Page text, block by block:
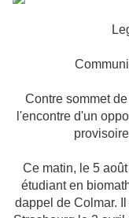
Contre sommet
l'encontre d'un
Ce matin, le 5
étudiant en
dappel de Colmar.